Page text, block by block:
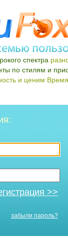
спектра
по стилям и
и ценим
>>
забыли пароль?